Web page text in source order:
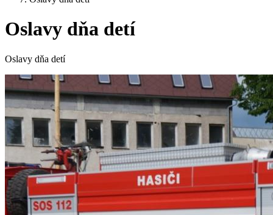
Oslavy dňa detí
Oslavy dňa detí